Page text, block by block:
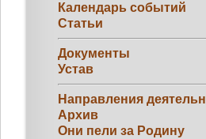
Календарь событий
Статьи
Документы
Устав
Направления
Архив
Они пели за Родину